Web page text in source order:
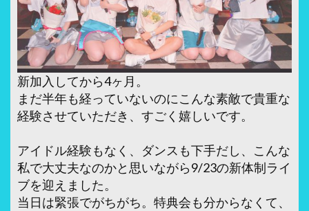
新加入してから4ヶ月。
まだ半年も経っていないのにこんな素敵で貴重な
経験させていただき、すごく嬉しいです。
アイドル経験もなく、ダンスも下手だし、こんな
私で大丈夫なのかと思いながら9/23の新体制ライ
ブを迎えました。
当日は緊張でがちがち。特典会も分からなくて、